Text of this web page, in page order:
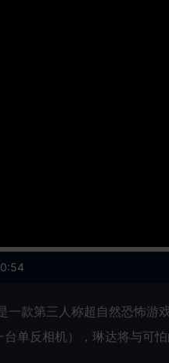
款第三人称超自然恐怖游
单反相机），琳达将与可